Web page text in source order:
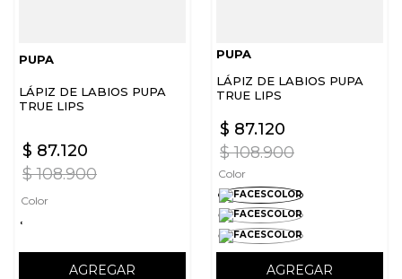
PUPA
LÁPIZ DE LABIOS PUPA
TRUE LIPS
$ 108.900
$ 87.120
Color
AGREGAR
PUPA
LÁPIZ DE LABIOS PUPA
TRUE LIPS
$ 108.900
$ 87.120
Color
AGREGAR